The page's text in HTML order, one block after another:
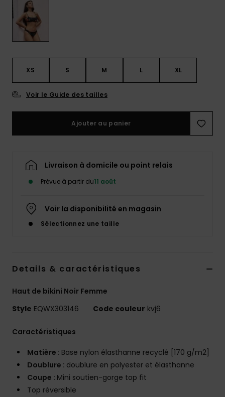
la FAQ
XS S M L XL
Voir le Guide des tailles
Ajouter au panier
Livraison à domicile ou point relais
Prévue à partir du11 août
Voir la disponibilité en magasin
Sélectionnez une taille
Details & caractéristiques
Haut de bikini Noir Femme
Style EQWX303146 Code couleur kvj6
Caractéristiques
Matière : Base nylon élasthanne recyclé [170 g/m2]
Doublure : doublure en polyester et élasthanne
Coupe : Mini soutien-gorge top fit
Top réversible